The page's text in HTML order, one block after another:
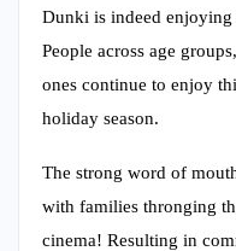
Dunki is indeed enjoying
People across age
ones continue to enjoy
holiday season.
The strong word of
with families thronging
cinema! Resulting in